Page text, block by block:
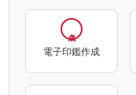
電子印鑑作成